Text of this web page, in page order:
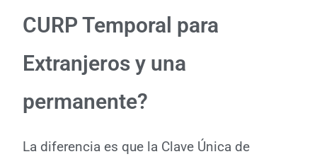
CURP Temporal para
Extranjeros y una
permanente?
La diferencia es que la Clave Única de